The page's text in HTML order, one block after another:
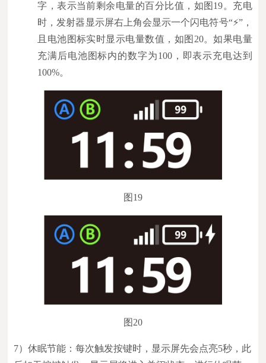
字，表示当前剩余电量的百分比值，如图19。充电
时，发射器显示屏右上角会显示一个闪电符号“⚡”，
且电池图标实时显示电量数值，如图20。如果电量
充满后电池图标内的数字为100，即表示充电达到
100%。
图19
图20
7）休眠节能：每次触发按键时，显示屏先会点亮5秒，此